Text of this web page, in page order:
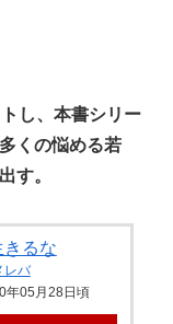
し、本書シリー
くの悩める若
す。
るな
レバ
年05月28日頃